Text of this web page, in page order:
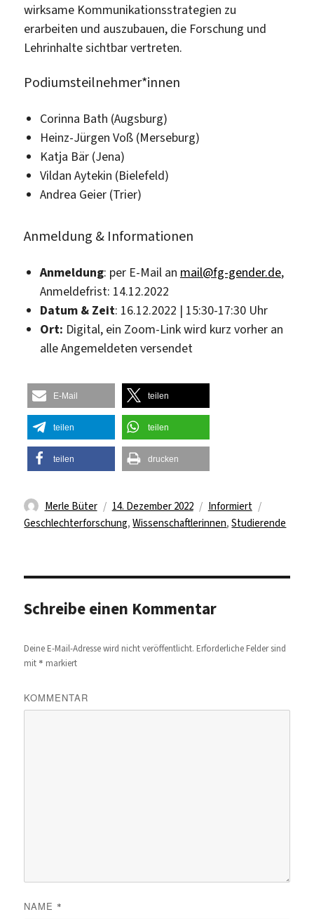
wirksame Kommunikationsstrategien zu
erarbeiten und auszubauen, die Forschung und
Lehrinhalte sichtbar vertreten.
Podiumsteilnehmer*innen
Corinna Bath (Augsburg)
Heinz-Jürgen Voß (Merseburg)
Katja Bär (Jena)
Vildan Aytekin (Bielefeld)
Andrea Geier (Trier)
Anmeldung & Informationen
Anmeldung: per E-Mail an mail@fg-gender.de,
Anmeldefrist: 14.12.2022
Datum & Zeit: 16.12.2022 | 15:30-17:30 Uhr
Ort: Digital, ein Zoom-Link wird kurz vorher an
alle Angemeldeten versendet
E-Mail teilen
teilen teilen
teilen drucken
Autor
Merle Büter
Veröffentlicht
am
14. Dezember 2022 Kategorien
Informiert
Geschlechterforschung,Wissenschaftlerinnen,Studierende
Schreibe einen Kommentar
Deine E-Mail-Adresse wird nicht veröffentlicht. Erforderliche Felder sind
mit * markiert
KOMMENTAR
NAME *